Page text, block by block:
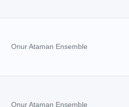
Onur Ataman Ensemble
Onur Ataman Ensemble